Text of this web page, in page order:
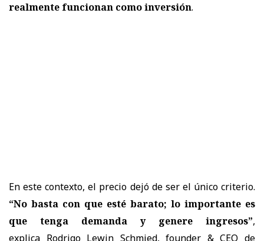
realmente funcionan como inversión.
En este contexto, el precio dejó de ser el único criterio.
“No basta con que esté barato; lo importante es
que tenga demanda y genere ingresos”,
explica Rodrigo Lewin Schmied, founder & CEO de